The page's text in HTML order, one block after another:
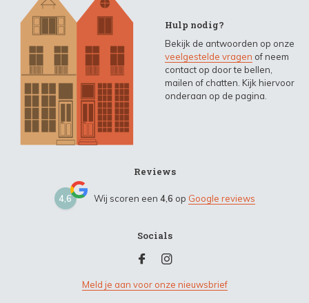
Hulp nodig?
Bekijk de antwoorden op onze
veelgestelde vragen of neem
contact op door te bellen,
mailen of chatten. Kijk hiervoor
onderaan op de pagina.
Reviews
4,6 Wij scoren een 4,6 op Google reviews
Socials
Meld je aan voor onze nieuwsbrief